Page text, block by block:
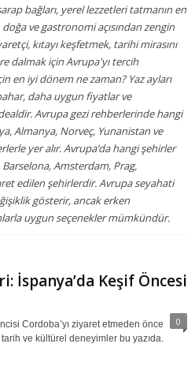
bağları, yerel lezzetleri tatmanın en
ve gastronomi açısından zengin
kıtayı keşfetmek, tarihi mirasını
dalmak için Avrupa'yı tercih
en iyi dönem ne zaman? Yaz ayları
daha uygun fiyatlar ve
Avrupa gezi rehberlerinde hangi
Almanya, Norveç, Yunanistan ve
yer alır. Avrupa’da hangi şehirler
Amsterdam, Prag,
edilen şehirlerdir. Avrupa seyahati
gösterir, ancak erken
uygun seçenekler mümkündür.
İspanya’da Keşif Öncesi
0
Cordoba’yı ziyaret etmeden önce
ve kültürel deneyimler bu yazıda.